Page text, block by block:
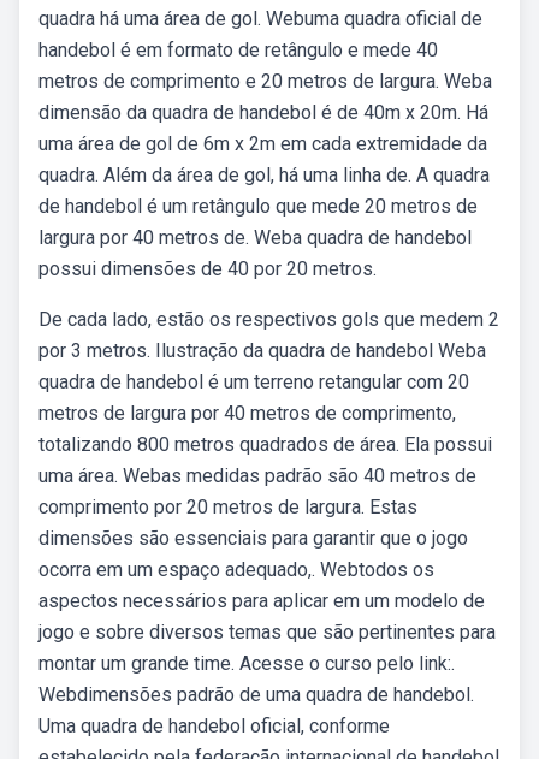
quadra há uma área de gol. Webuma quadra oficial de
handebol é em formato de retângulo e mede 40
metros de comprimento e 20 metros de largura. Weba
dimensão da quadra de handebol é de 40m x 20m. Há
uma área de gol de 6m x 2m em cada extremidade da
quadra. Além da área de gol, há uma linha de. A quadra
de handebol é um retângulo que mede 20 metros de
largura por 40 metros de. Weba quadra de handebol
possui dimensões de 40 por 20 metros.
De cada lado, estão os respectivos gols que medem 2
por 3 metros. Ilustração da quadra de handebol Weba
quadra de handebol é um terreno retangular com 20
metros de largura por 40 metros de comprimento,
totalizando 800 metros quadrados de área. Ela possui
uma área. Webas medidas padrão são 40 metros de
comprimento por 20 metros de largura. Estas
dimensões são essenciais para garantir que o jogo
ocorra em um espaço adequado,. Webtodos os
aspectos necessários para aplicar em um modelo de
jogo e sobre diversos temas que são pertinentes para
montar um grande time. Acesse o curso pelo link:.
Webdimensões padrão de uma quadra de handebol.
Uma quadra de handebol oficial, conforme